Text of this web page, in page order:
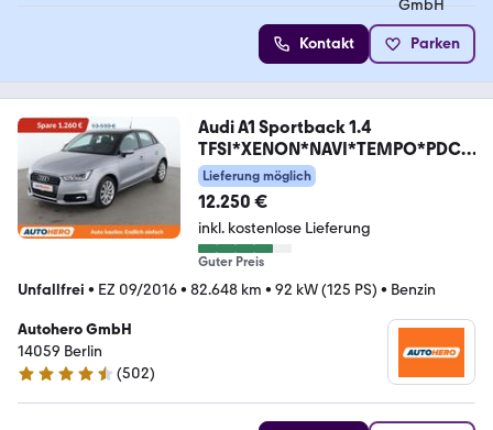
Kontakt Parken
Audi A1 Sportback 1.4
TFSI*XENON*NAVI*TEMPO*PDC*
SHZ*
Lieferung möglich
12.250 €
inkl. kostenlose Lieferung
Guter Preis
Unfallfrei • EZ 09/2016• 82.648 km • 92 kW (125 PS) • Benzin
Autohero GmbH
14059 Berlin
4.5 Sterne
(502)